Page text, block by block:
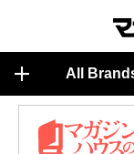
All